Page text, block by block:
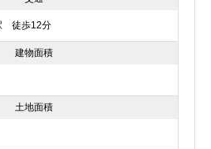
徒歩12分
建物面積
土地面積